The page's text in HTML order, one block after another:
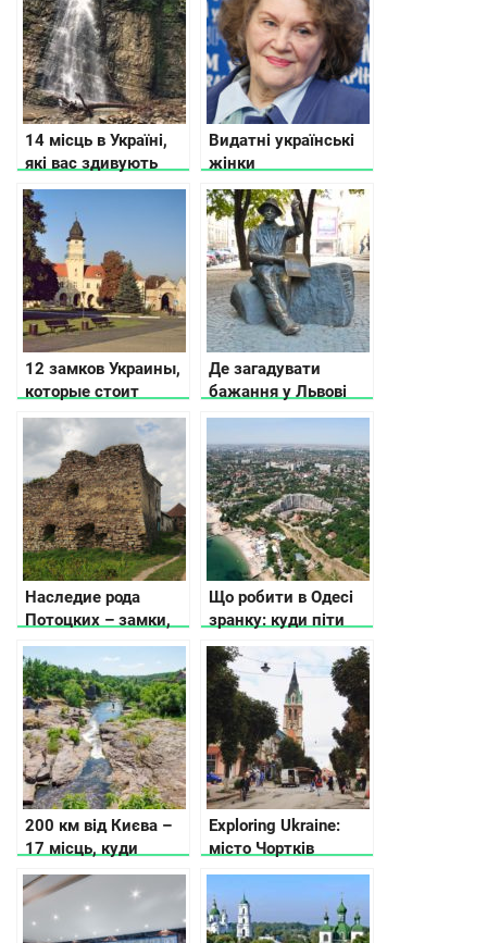
14 місць в Україні,
які вас здивують
Видатні українські
жінки
12 замков Украины,
которые стоит
посетить каждому
Де загадувати
бажання у Львові
Наследие рода
Потоцких – замки,
крепости, усадьбы
Що робити в Одесі
зранку: куди піти
поїсти і де погуляти
200 км від Києва –
17 місць, куди
можна поїхати
Exploring Ukraine:
місто Чортків